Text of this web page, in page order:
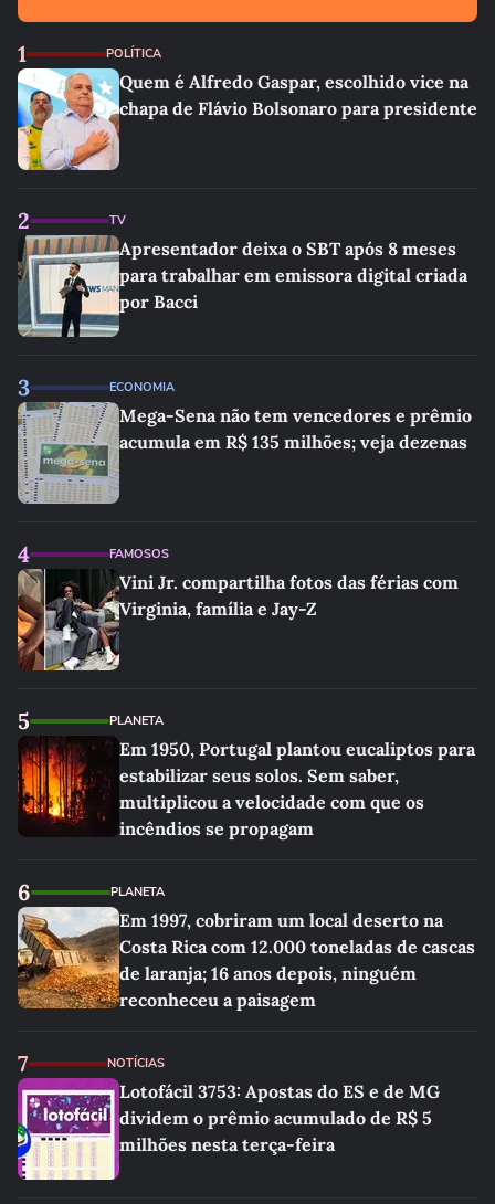
1 POLÍTICA
Quem é Alfredo Gaspar, escolhido vice na
chapa de Flávio Bolsonaro para presidente
2 TV
Apresentador deixa o SBT após 8 meses
para trabalhar em emissora digital criada
por Bacci
3 ECONOMIA
Mega-Sena não tem vencedores e prêmio
acumula em R$ 135 milhões; veja dezenas
4 FAMOSOS
Vini Jr. compartilha fotos das férias com
Virginia, família e Jay-Z
5 PLANETA
Em 1950, Portugal plantou eucaliptos para
estabilizar seus solos. Sem saber,
multiplicou a velocidade com que os
incêndios se propagam
6 PLANETA
Em 1997, cobriram um local deserto na
Costa Rica com 12.000 toneladas de cascas
de laranja; 16 anos depois, ninguém
reconheceu a paisagem
7 NOTÍCIAS
Lotofácil 3753: Apostas do ES e de MG
dividem o prêmio acumulado de R$ 5
milhões nesta terça-feira